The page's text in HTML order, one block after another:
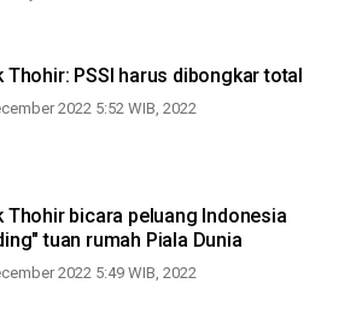
Thohir: PSSI harus dibongkar total
2022 5:52 WIB, 2022
Thohir bicara peluang Indonesia
tuan rumah Piala Dunia
2022 5:49 WIB, 2022